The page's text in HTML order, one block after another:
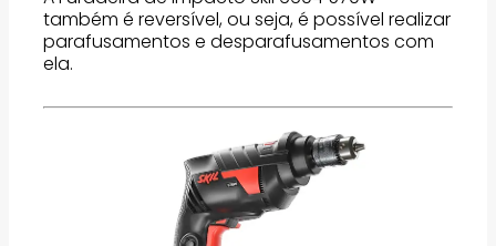
também é reversível, ou seja, é possível realizar
parafusamentos e desparafusamentos com
ela.